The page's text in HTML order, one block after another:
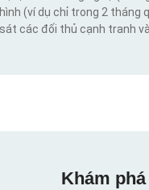
hình (ví dụ chỉ trong 2 tháng
sát các đối thủ cạnh tranh
Khám